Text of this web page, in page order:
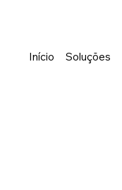
Início Soluções